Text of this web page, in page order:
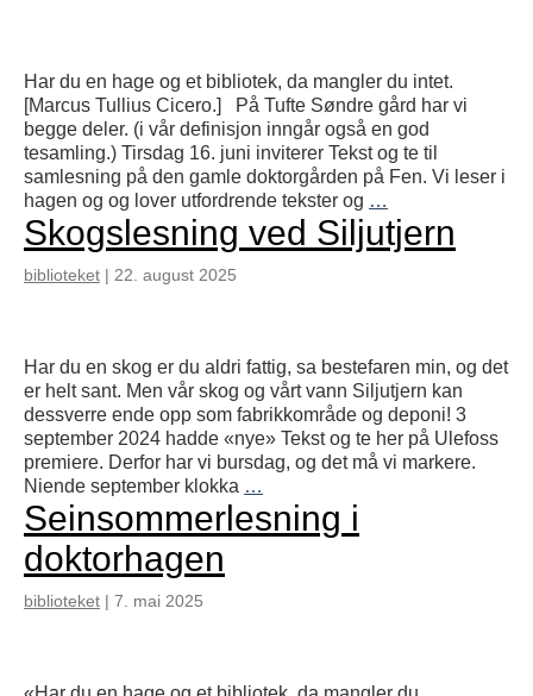
Har du en hage og et bibliotek, da mangler du intet.
[Marcus Tullius Cicero.] På Tufte Søndre gård har vi
begge deler. (i vår definisjon inngår også en god
tesamling.) Tirsdag 16. juni inviterer Tekst og te til
samlesning på den gamle doktorgården på Fen. Vi leser i
hagen og og lover utfordrende tekster og …
i
doktorhagen
Skogslesning ved Siljutjern
biblioteket | 22. august 2025
Har du en skog er du aldri fattig, sa bestefaren min, og det
er helt sant. Men vår skog og vårt vann Siljutjern kan
dessverre ende opp som fabrikkområde og deponi! 3
september 2024 hadde «nye» Tekst og te her på Ulefoss
premiere. Derfor har vi bursdag, og det må vi markere.
Niende september klokka …
ved
Siljutjern
Seinsommerlesning i
doktorhagen
biblioteket | 7. mai 2025